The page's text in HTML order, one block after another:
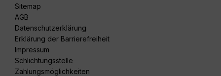
Sitemap
AGB
Datenschutzerklärung
Erklärung der Barrierefreiheit
Impressum
Schlichtungsstelle
Zahlungsmöglichkeiten